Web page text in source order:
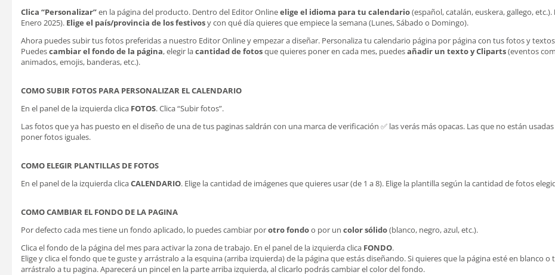
Clica “Personalizar”en la página del producto. Dentro del Editor Onlineelige el idioma para tu calendario(español, catalán, euskera, gallego, etc.).
Enero 2025). Elige el país/provincia de los festivosy con qué día quieres que empiece la semana (Lunes, Sábado o Domingo).
Ahora puedes subir tus fotos preferidas a nuestro Editor Online y empezar a diseñar. Personaliza tu calendario página por página con tus fotos y
Puedescambiar el fondo de la página, elegir lacantidad de fotosque quieres poner en cada mes, puedesañadir un texto y Cliparts(eventos
animados, emojis, banderas, etc.).
COMO SUBIR FOTOS PARA PERSONALIZAR EL CALENDARIO
En el panel de la izquierda clica FOTOS. Clica “Subir fotos”.
Las fotos que ya has puesto en el diseño de una de tus paginas saldrán con una marca de verificación ✅ las verás más opacas. Las que no están
poner fotos iguales.
COMO ELEGIR PLANTILLAS DE FOTOS
En el panel de la izquierda clicaCALENDARIO. Elige la cantidad de imágenes que quieres usar (de 1 a 8). Elige la plantilla según la cantidad de fotos
COMO CAMBIAR EL FONDO DE LA PAGINA
Por defecto cada mes tiene un fondo aplicado, lo puedes cambiar porotro fondoo por un color sólido(blanco, negro, azul, etc.).
Clica el fondo de la página del mes para activar la zona de trabajo. En el panel de la izquierda clica FONDO.
Elige y clica el fondo que te guste y arrástralo a la esquina (arriba izquierda) de la página que estás diseñando. Si quieres que la página esté en blanco
arrástralo a tu pagina. Aparecerá un pincel en la parte arriba izquierda, al clicarlo podrás cambiar el color del fondo.